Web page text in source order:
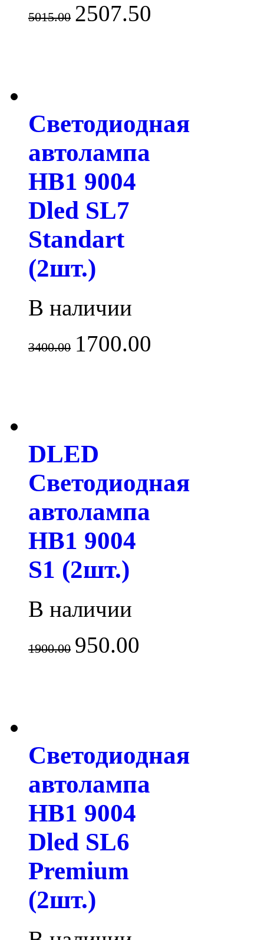
5015.00 2507.50
Светодиодная
автолампа
HB1 9004
Dled SL7
Standart
(2шт.)
В наличии
3400.00 1700.00
DLED
Светодиодная
автолампа
HB1 9004
S1 (2шт.)
В наличии
1900.00 950.00
Светодиодная
автолампа
HB1 9004
Dled SL6
Premium
(2шт.)